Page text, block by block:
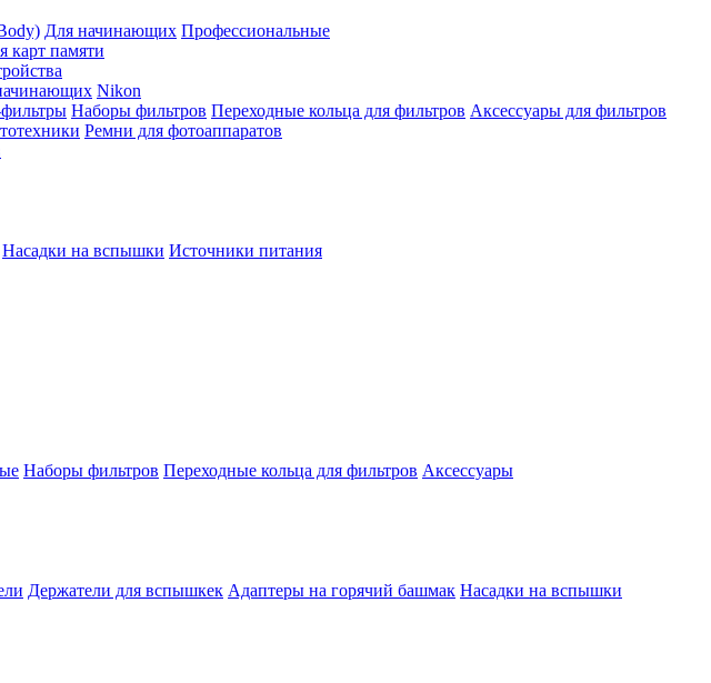
Для начинающих Профессиональные
карт памяти
Nikon
Наборы фильтров Переходные кольца для фильтров Аксессуары для фильтров
Ремни для фотоаппаратов
Насадки на вспышки Источники питания
Наборы фильтров Переходные кольца для фильтров Аксессуары
Держатели для вспышкек Адаптеры на горячий башмак Насадки на вспышки